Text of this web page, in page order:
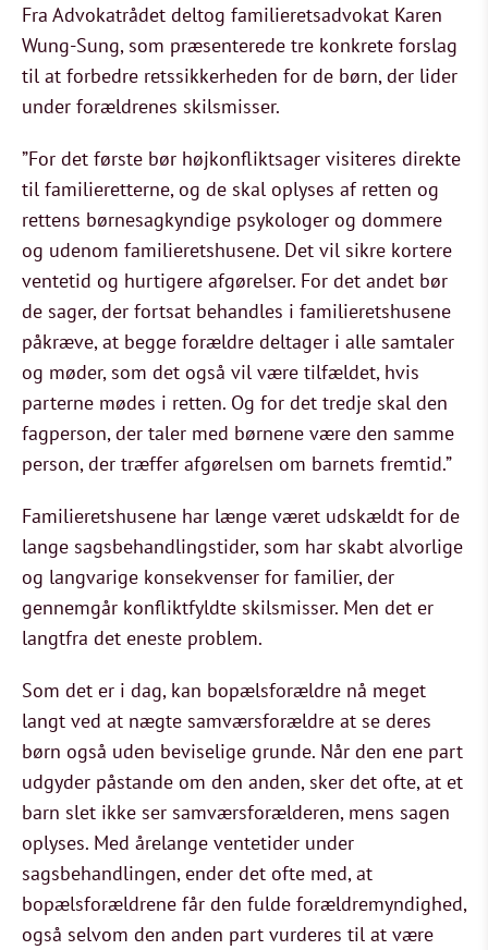
Fra Advokatrådet deltog familieretsadvokat Karen
Wung-Sung, som præsenterede tre konkrete forslag
til at forbedre retssikkerheden for de børn, der lider
under forældrenes skilsmisser.
”For det første bør højkonfliktsager visiteres direkte
til familieretterne, og de skal oplyses af retten og
rettens børnesagkyndige psykologer og dommere
og udenom familieretshusene. Det vil sikre kortere
ventetid og hurtigere afgørelser. For det andet bør
de sager, der fortsat behandles i familieretshusene
påkræve, at begge forældre deltager i alle samtaler
og møder, som det også vil være tilfældet, hvis
parterne mødes i retten. Og for det tredje skal den
fagperson, der taler med børnene være den samme
person, der træffer afgørelsen om barnets fremtid.”
Familieretshusene har længe været udskældt for de
lange sagsbehandlingstider, som har skabt alvorlige
og langvarige konsekvenser for familier, der
gennemgår konfliktfyldte skilsmisser. Men det er
langtfra det eneste problem.
Som det er i dag, kan bopælsforældre nå meget
langt ved at nægte samværsforældre at se deres
børn også uden beviselige grunde. Når den ene part
udgyder påstande om den anden, sker det ofte, at et
barn slet ikke ser samværsforælderen, mens sagen
oplyses. Med årelange ventetider under
sagsbehandlingen, ender det ofte med, at
bopælsforældrene får den fulde forældremyndighed,
også selvom den anden part vurderes til at være